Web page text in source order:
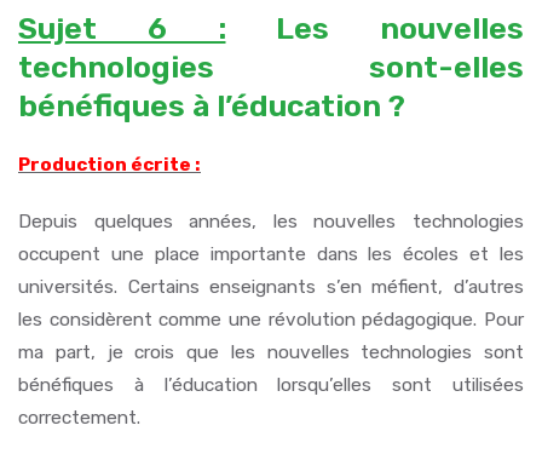
Sujet 6 : Les nouvelles
technologies sont-elles
bénéfiques à l’éducation ?
Production écrite :
Depuis quelques années, les nouvelles technologies
occupent une place importante dans les écoles et les
universités. Certains enseignants s’en méfient, d’autres
les considèrent comme une révolution pédagogique. Pour
ma part, je crois que les nouvelles technologies sont
bénéfiques à l’éducation lorsqu’elles sont utilisées
correctement.